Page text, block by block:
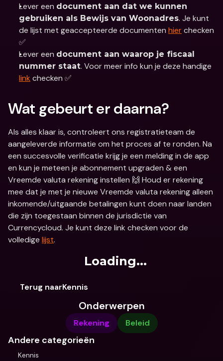
Lever een document aan dat we kunnen
gebruiken als Bewijs van Woonadres. Je kunt
de lijst met geaccepteerde documenten hier checken
✅
Lever een document aan waarop je fiscaal
nummer staat
link checken ✅
Wat gebeurt er daarna?
Als alles klaar is, controleert ons registratieteam de
aangeleverde informatie om het proces af te ronden. Na
een succesvolle verificatie krijg je een melding in de app
en kun je meteen je abonnement upgraden & een
Vreemde valuta rekening instellen 🙌 Houd er rekening
mee dat je met je nieuwe Vreemde valuta rekening alleen
inkomende/uitgaande betalingen kunt doen naar landen
die zijn toegestaan binnen de jurisdictie van
Currencycloud. Je kunt deze link checken voor de
volledige lijst.
Loading...
Terug naarKennis
Onderwerpen
Rekening Beleid
Andere categorieën
Kennis